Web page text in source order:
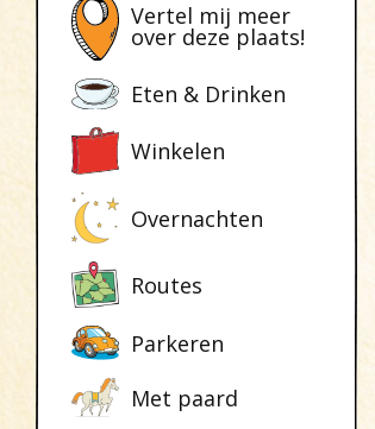
Vertel mij meer
over deze plaats!
Eten & Drinken
Winkelen
Overnachten
Routes
Parkeren
Met paard